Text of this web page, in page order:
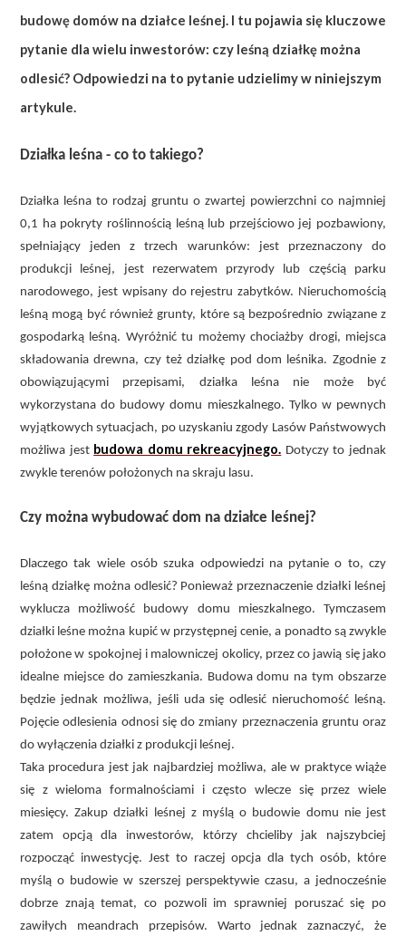
budowę domów na działce leśnej. I tu pojawia się kluczowe
pytanie dla wielu inwestorów: czy leśną działkę można
odlesić? Odpowiedzi na to pytanie udzielimy w niniejszym
artykule.
Działka leśna - co to takiego?
Działka leśna to rodzaj gruntu o zwartej powierzchni co najmniej
0,1 ha pokryty roślinnością leśną lub przejściowo jej pozbawiony,
spełniający jeden z trzech warunków: jest przeznaczony do
produkcji leśnej, jest rezerwatem przyrody lub częścią parku
narodowego, jest wpisany do rejestru zabytków. Nieruchomością
leśną mogą być również grunty, które są bezpośrednio związane z
gospodarką leśną. Wyróżnić tu możemy chociażby drogi, miejsca
składowania drewna, czy też działkę pod dom leśnika. Zgodnie z
obowiązującymi przepisami, działka leśna nie może być
wykorzystana do budowy domu mieszkalnego. Tylko w pewnych
wyjątkowych sytuacjach, po uzyskaniu zgody Lasów Państwowych
możliwa jest budowa domu rekreacyjnego. Dotyczy to jednak
zwykle terenów położonych na skraju lasu.
Czy można wybudować dom na działce leśnej?
Dlaczego tak wiele osób szuka odpowiedzi na pytanie o to, czy
leśną działkę można odlesić? Ponieważ przeznaczenie działki leśnej
wyklucza możliwość budowy domu mieszkalnego. Tymczasem
działki leśne można kupić w przystępnej cenie, a ponadto są zwykle
położone w spokojnej i malowniczej okolicy, przez co jawią się jako
idealne miejsce do zamieszkania. Budowa domu na tym obszarze
będzie jednak możliwa, jeśli uda się odlesić nieruchomość leśną.
Pojęcie odlesienia odnosi się do zmiany przeznaczenia gruntu oraz
do wyłączenia działki z produkcji leśnej.
Taka procedura jest jak najbardziej możliwa, ale w praktyce wiąże
się z wieloma formalnościami i często wlecze się przez wiele
miesięcy. Zakup działki leśnej z myślą o budowie domu nie jest
zatem opcją dla inwestorów, którzy chcieliby jak najszybciej
rozpocząć inwestycję. Jest to raczej opcja dla tych osób, które
myślą o budowie w szerszej perspektywie czasu, a jednocześnie
dobrze znają temat, co pozwoli im sprawniej poruszać się po
zawiłych meandrach przepisów. Warto jednak zaznaczyć, że